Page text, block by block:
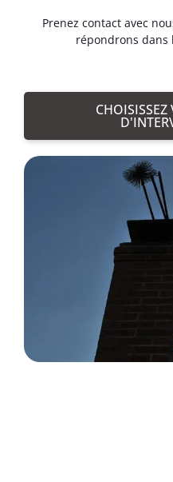
Prenez contact avec
répondrons dans
CHOISISSEZ